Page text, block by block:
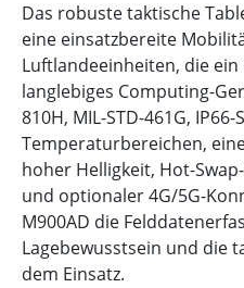
Das robuste taktische
eine einsatzbereite
Luftlandeeinheiten, die
langlebiges Computing-
810H, MIL-STD-461G,
Temperaturbereichen,
hoher Helligkeit, Hot-
und optionaler 4G/5G-
M900AD die
Lagebewusstsein und die
dem Einsatz.